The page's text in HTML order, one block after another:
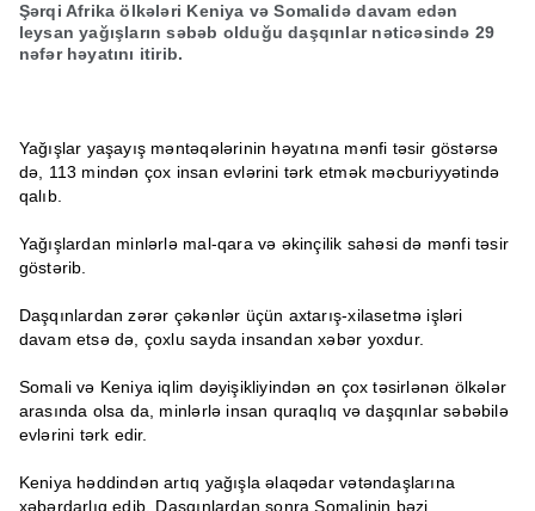
Şərqi Afrika ölkələri Keniya və Somalidə davam edən
leysan yağışların səbəb olduğu daşqınlar nəticəsində 29
nəfər həyatını itirib.
Yağışlar yaşayış məntəqələrinin həyatına mənfi təsir göstərsə
də, 113 mindən çox insan evlərini tərk etmək məcburiyyətində
qalıb.
Yağışlardan minlərlə mal-qara və əkinçilik sahəsi də mənfi təsir
göstərib.
Daşqınlardan zərər çəkənlər üçün axtarış-xilasetmə işləri
davam etsə də, çoxlu sayda insandan xəbər yoxdur.
Somali və Keniya iqlim dəyişikliyindən ən çox təsirlənən ölkələr
arasında olsa da, minlərlə insan quraqlıq və daşqınlar səbəbilə
evlərini tərk edir.
Keniya həddindən artıq yağışla əlaqədar vətəndaşlarına
xəbərdarlıq edib. Daşqınlardan sonra Somalinin bəzi